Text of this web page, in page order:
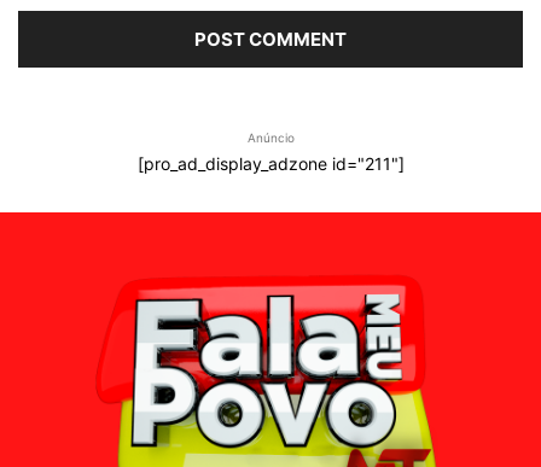
Anúncio
[pro_ad_display_adzone id="211"]